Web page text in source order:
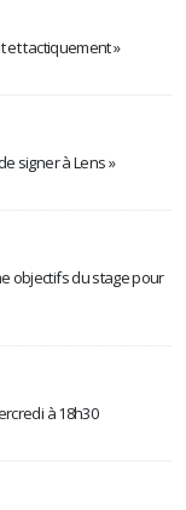
et tactiquement »
signer à Lens »
objectifs du stage pour
à 18h30